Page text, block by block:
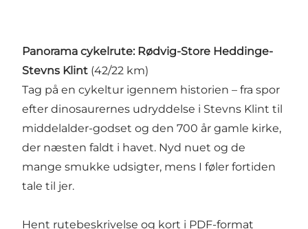
Panorama cykelrute: Rødvig-Store Heddinge-
Stevns Klint (42/22 km)
Tag på en cykeltur igennem historien – fra spor
efter dinosaurernes udryddelse i Stevns Klint til
middelalder-godset og den 700 år gamle kirke,
der næsten faldt i havet. Nyd nuet og de
mange smukke udsigter, mens I føler fortiden
tale til jer.
Hent rutebeskrivelse og kort i PDF-format